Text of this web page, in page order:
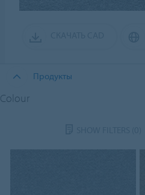
Продукты
Colour